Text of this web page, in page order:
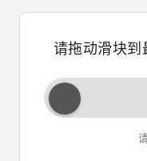
请拖动滑块